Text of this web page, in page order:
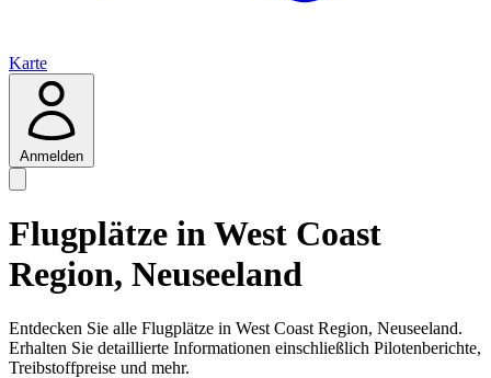
Karte
Anmelden
Flugplätze in West Coast
Region, Neuseeland
Entdecken Sie alle Flugplätze in West Coast Region, Neuseeland.
Erhalten Sie detaillierte Informationen einschließlich Pilotenberichte,
Treibstoffpreise und mehr.